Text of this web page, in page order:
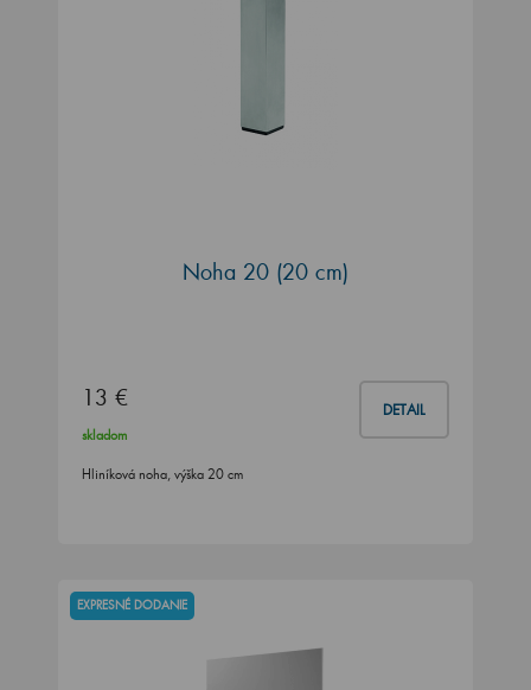
Noha 20 (20 cm)
13 € DETAIL
skladom
Hliníková noha, výška 20 cm
EXPRESNÉ DODANIE